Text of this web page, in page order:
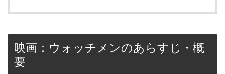
映画：ウォッチメンのあらすじ・概
要